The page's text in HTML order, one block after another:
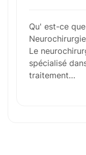
Qu' est-ce
Le
spécialisé
traitement…